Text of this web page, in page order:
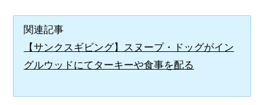
関連記事
【サンクスギビング】スヌープ・ドッグがイン
グルウッドにてターキーや食事を配る